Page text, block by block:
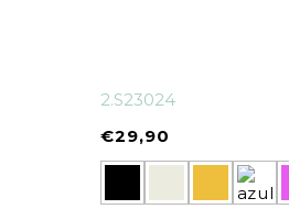
2.S23024
€29,90